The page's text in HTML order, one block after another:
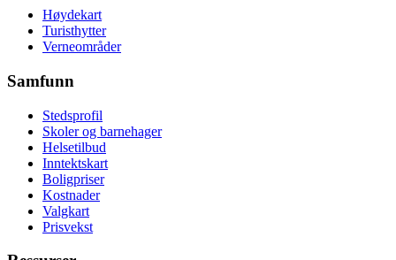
Høydekart
Turisthytter
Verneområder
Samfunn
Stedsprofil
Skoler og barnehager
Helsetilbud
Inntektskart
Boligpriser
Kostnader
Valgkart
Prisvekst